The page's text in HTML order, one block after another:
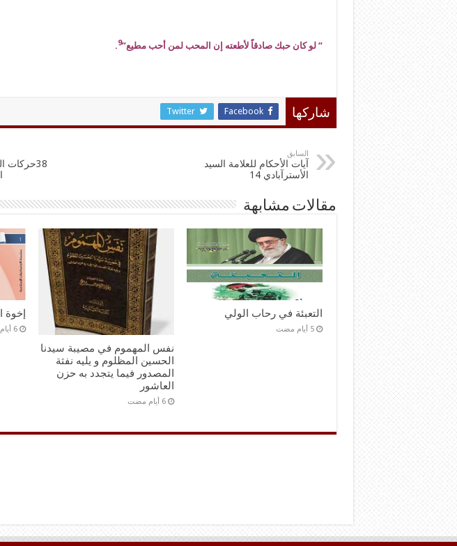
” لو كان حبك صادقاً لأطعته إن المحب لمن أحب مطيع”9
.
شاركها Facebook
Twitter
السابق
آيات الأحكام للعلامة السيد
الأسترآبادي 14
38حركات
مقالات مشابهة
التعبئة في رحاب الولي
‏5 أيام مضت
نفس المهموم في مصيبة سيدنا
الحسين المظلوم و يليه نفثة
المصدور فيما يتجدد به حزن
العاشور
‏6 أيام مضت
إخوة
‏6 أيام مضت